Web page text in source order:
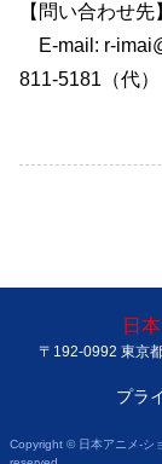
【問い合わせ先
E-mail: r-
811-5181（代）
日
〒192-0992 東京
プラ
Copyright © 日本アニメ-シ